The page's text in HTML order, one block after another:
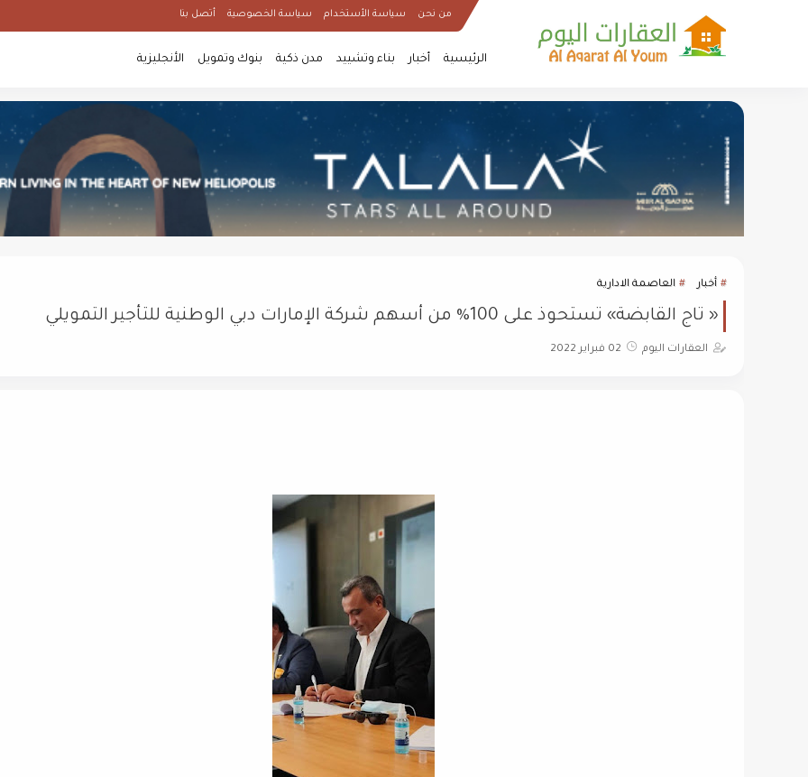
من نحن سياسة الأستخدام سياسة الخصوصية أتصل بنا
الرئيسية أخبار بناء وتشييد مدن ذكية بنوك وتمويل الأنجليزية
أخبار العاصمة الادارية
« تاج القابضة» تستحوذ على 100% من أسهم شركة الإمارات دبي الوطنية للتأجير التمويلي
العقارات اليوم 02 فبراير 2022